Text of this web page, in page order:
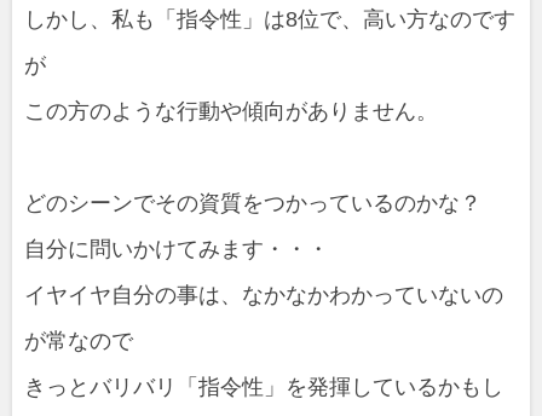
しかし、私も「指令性」は8位で、高い方なのです
が
この方のような行動や傾向がありません。
どのシーンでその資質をつかっているのかな？
自分に問いかけてみます・・・
イヤイヤ自分の事は、なかなかわかっていないの
が常なので
きっとバリバリ「指令性」を発揮しているかもし